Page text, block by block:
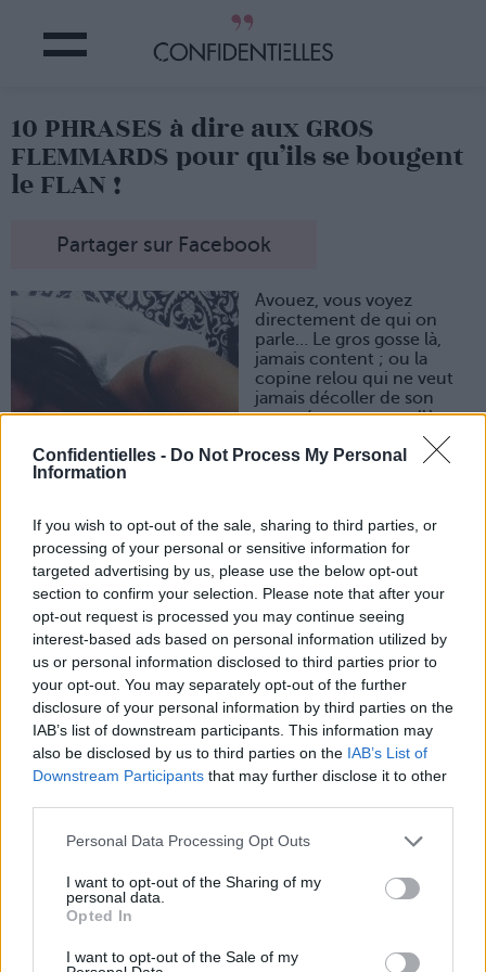
Confidentielles - Do Not Process My Personal
Information
If you wish to opt-out of the sale, sharing to third parties, or
processing of your personal or sensitive information for
targeted advertising by us, please use the below opt-out
section to confirm your selection. Please note that after your
opt-out request is processed you may continue seeing
interest-based ads based on personal information utilized by
us or personal information disclosed to third parties prior to
your opt-out. You may separately opt-out of the further
disclosure of your personal information by third parties on the
IAB’s list of downstream participants. This information may
also be disclosed by us to third parties on the IAB’s List of
Downstream Participants that may further disclose it to other
Personal Data Processing Opt Outs
I want to opt-out of the Sharing of my
personal data.
Opted In
I want to opt-out of the Sale of my
10 PHRASES à dire aux GROS
FLEMMARDS pour qu’ils se bougent
le FLAN !
Partager sur Facebook
Avouez, vous voyez
directement de qui on
parle… Le gros gosse là,
jamais content ; ou la
copine relou qui ne veut
jamais décoller de son
canapé ; et notre collègue
de bureau, qui ne peut pas
envisager d’aller manger
Bon, bah pour faire
décoller ces gros tas de
mou, on a quelques
phrases qui devraient les
secouer…
Bah dis donc à force de
ne pas lever une jambe tu dois avoir des fesses aussi
flasques qu’un poulpe crevé non ?!
Non mais vas-y reste assis. Je m’en fous, moi je vais
aller au cinéma, m’acheter une gaufre, passer au parc voir
du monde puis aller boire un verre en terrasse. Tu es bien
là… Face à la télé, à méditer, à te reposer…
Bouge-moi ce gros bras mou au moins pour lever une
pinte à ta bouche.
J’ai entendu dire qu’un type était mort d’ennui à force
d’être resté assis dans son canapé…
Tu connais le nombre d’arrêt cardiaque juste dû à la
sédentarisation ? C’est effrayant de se dire que ce
fauteuil-là, qui a l’air tout gentil, veut en fait notre mort.
On devrait changer de resto ce midi… Hier quand je
prenais mon sandwich, j’ai vu un rat qui courrait derrière